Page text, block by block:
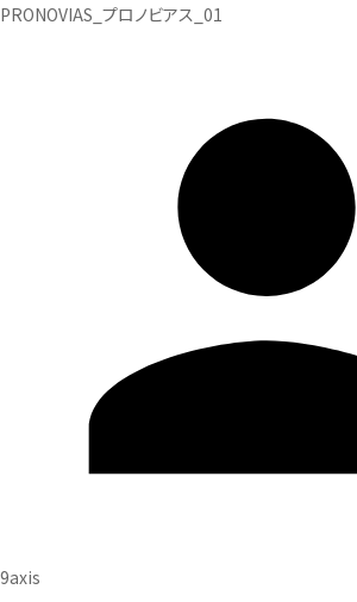
PRONOVIAS_プロノビアス_01
投
9axis